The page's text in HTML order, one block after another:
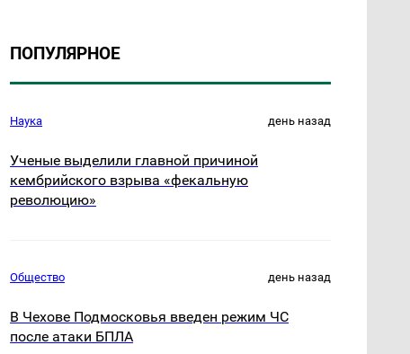
ПОПУЛЯРНОЕ
Наука день назад
Ученые выделили главной причиной
кембрийского взрыва «фекальную
революцию»
Общество день назад
В Чехове Подмосковья введен режим ЧС
после атаки БПЛА